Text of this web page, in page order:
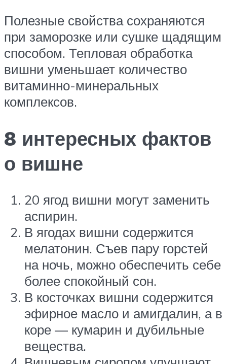
Полезные свойства сохраняются
при заморозке или сушке щадящим
способом. Тепловая обработка
вишни уменьшает количество
витаминно-минеральных
комплексов.
8 интересных фактов
о вишне
20 ягод вишни могут заменить
аспирин.
В ягодах вишни содержится
мелатонин. Съев пару горстей
на ночь, можно обеспечить себе
более спокойный сон.
В косточках вишни содержится
эфирное масло и амигдалин, а в
коре — кумарин и дубильные
вещества.